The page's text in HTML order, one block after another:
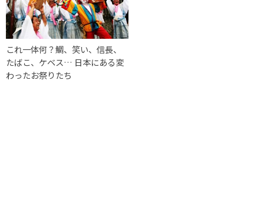
これ一体何？鯛、笑い、信長、
たばこ、ケベス… 日本にある変
わったお祭りたち